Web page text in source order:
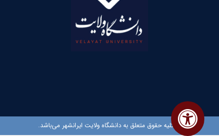
© کلیه حقوق متعلق به دانشگاه ولایت ایرانشهر می‌باشد.